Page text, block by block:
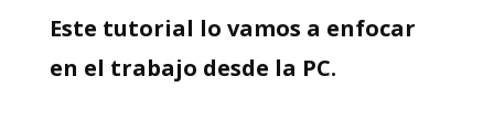
Este tutorial lo vamos a enfocar
en el trabajo desde la PC.